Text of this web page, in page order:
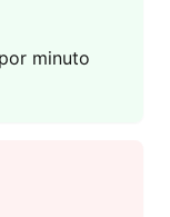
minuto